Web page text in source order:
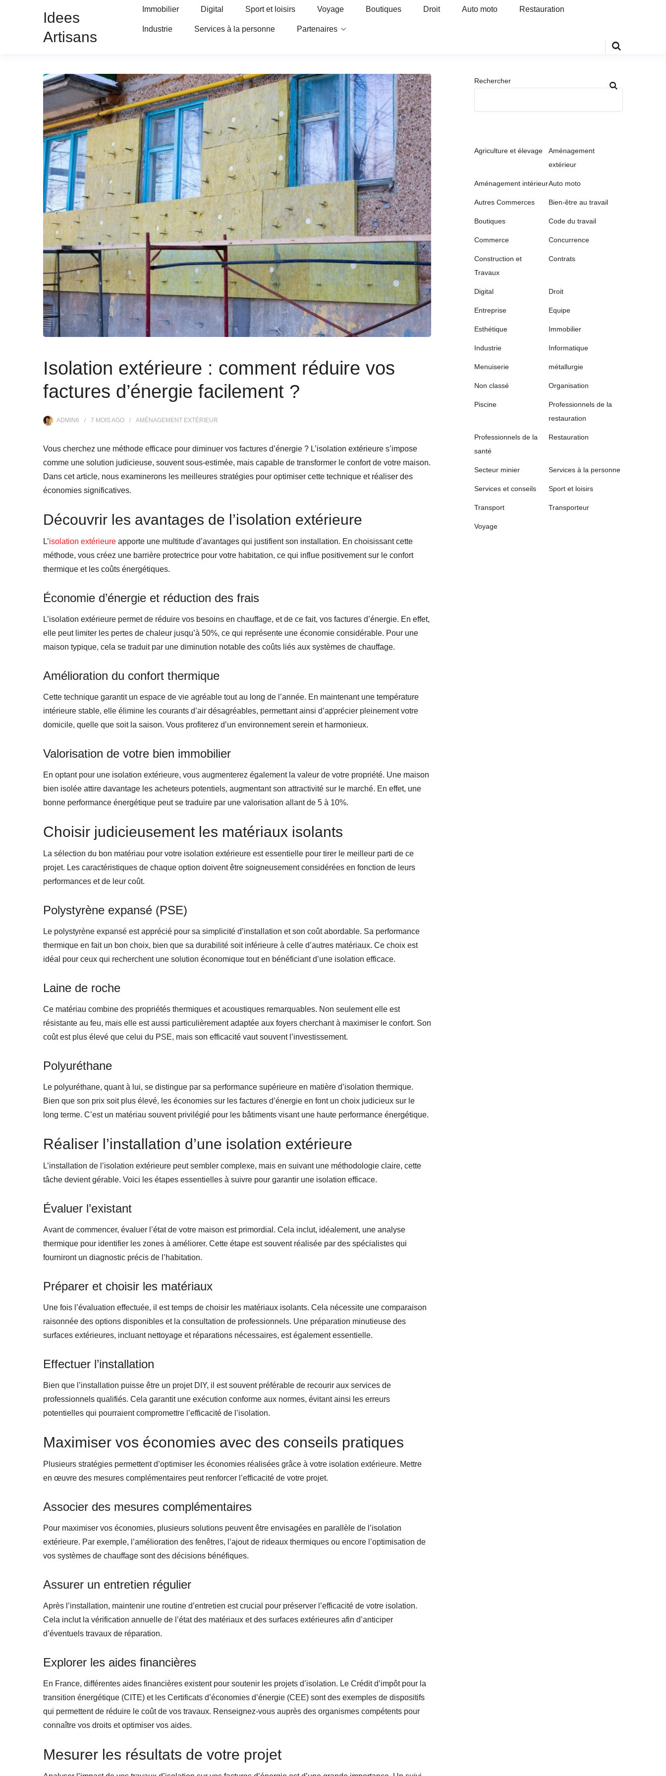
Idees
Artisans
Immobilier Digital Sport et loisirs Voyage Boutiques Droit Auto moto Restauration
Industrie Services à la personne Partenaires
Isolation extérieure : comment réduire vos
factures d’énergie facilement ?
ADMIN6 7 MOISAGO AMÉNAGEMENT EXTÉRIEUR
Vous cherchez une méthode efficace pour diminuer vos factures d’énergie ? L’isolation extérieure s’impose
comme une solution judicieuse, souvent sous-estimée, mais capable de transformer le confort de votre maison.
Dans cet article, nous examinerons les meilleures stratégies pour optimiser cette technique et réaliser des
économies significatives.
Découvrir les avantages de l’isolation extérieure
L’isolation extérieure apporte une multitude d’avantages qui justifient son installation. En choisissant cette
méthode, vous créez une barrière protectrice pour votre habitation, ce qui influe positivement sur le confort
thermique et les coûts énergétiques.
Économie d’énergie et réduction des frais
L’isolation extérieure permet de réduire vos besoins en chauffage, et de ce fait, vos factures d’énergie. En effet,
elle peut limiter les pertes de chaleur jusqu’à 50%, ce qui représente une économie considérable. Pour une
maison typique, cela se traduit par une diminution notable des coûts liés aux systèmes de chauffage.
Amélioration du confort thermique
Cette technique garantit un espace de vie agréable tout au long de l’année. En maintenant une température
intérieure stable, elle élimine les courants d’air désagréables, permettant ainsi d’apprécier pleinement votre
domicile, quelle que soit la saison. Vous profiterez d’un environnement serein et harmonieux.
Valorisation de votre bien immobilier
En optant pour une isolation extérieure, vous augmenterez également la valeur de votre propriété. Une maison
bien isolée attire davantage les acheteurs potentiels, augmentant son attractivité sur le marché. En effet, une
bonne performance énergétique peut se traduire par une valorisation allant de 5 à 10%.
Choisir judicieusement les matériaux isolants
La sélection du bon matériau pour votre isolation extérieure est essentielle pour tirer le meilleur parti de ce
projet. Les caractéristiques de chaque option doivent être soigneusement considérées en fonction de leurs
performances et de leur coût.
Polystyrène expansé (PSE)
Le polystyrène expansé est apprécié pour sa simplicité d’installation et son coût abordable. Sa performance
thermique en fait un bon choix, bien que sa durabilité soit inférieure à celle d’autres matériaux. Ce choix est
idéal pour ceux qui recherchent une solution économique tout en bénéficiant d’une isolation efficace.
Laine de roche
Ce matériau combine des propriétés thermiques et acoustiques remarquables. Non seulement elle est
résistante au feu, mais elle est aussi particulièrement adaptée aux foyers cherchant à maximiser le confort. Son
coût est plus élevé que celui du PSE, mais son efficacité vaut souvent l’investissement.
Polyuréthane
Le polyuréthane, quant à lui, se distingue par sa performance supérieure en matière d’isolation thermique.
Bien que son prix soit plus élevé, les économies sur les factures d’énergie en font un choix judicieux sur le
long terme. C’est un matériau souvent privilégié pour les bâtiments visant une haute performance énergétique.
Réaliser l’installation d’une isolation extérieure
L’installation de l’isolation extérieure peut sembler complexe, mais en suivant une méthodologie claire, cette
tâche devient gérable. Voici les étapes essentielles à suivre pour garantir une isolation efficace.
Évaluer l’existant
Avant de commencer, évaluer l’état de votre maison est primordial. Cela inclut, idéalement, une analyse
thermique pour identifier les zones à améliorer. Cette étape est souvent réalisée par des spécialistes qui
fourniront un diagnostic précis de l’habitation.
Préparer et choisir les matériaux
Une fois l’évaluation effectuée, il est temps de choisir les matériaux isolants. Cela nécessite une comparaison
raisonnée des options disponibles et la consultation de professionnels. Une préparation minutieuse des
surfaces extérieures, incluant nettoyage et réparations nécessaires, est également essentielle.
Effectuer l’installation
Bien que l’installation puisse être un projet DIY, il est souvent préférable de recourir aux services de
professionnels qualifiés. Cela garantit une exécution conforme aux normes, évitant ainsi les erreurs
potentielles qui pourraient compromettre l’efficacité de l’isolation.
Maximiser vos économies avec des conseils pratiques
Plusieurs stratégies permettent d’optimiser les économies réalisées grâce à votre isolation extérieure. Mettre
en œuvre des mesures complémentaires peut renforcer l’efficacité de votre projet.
Associer des mesures complémentaires
Pour maximiser vos économies, plusieurs solutions peuvent être envisagées en parallèle de l’isolation
extérieure. Par exemple, l’amélioration des fenêtres, l’ajout de rideaux thermiques ou encore l’optimisation de
vos systèmes de chauffage sont des décisions bénéfiques.
Assurer un entretien régulier
Après l’installation, maintenir une routine d’entretien est crucial pour préserver l’efficacité de votre isolation.
Cela inclut la vérification annuelle de l’état des matériaux et des surfaces extérieures afin d’anticiper
d’éventuels travaux de réparation.
Explorer les aides financières
En France, différentes aides financières existent pour soutenir les projets d’isolation. Le Crédit d’impôt pour la
transition énergétique (CITE) et les Certificats d’économies d’énergie (CEE) sont des exemples de dispositifs
qui permettent de réduire le coût de vos travaux. Renseignez-vous auprès des organismes compétents pour
connaître vos droits et optimiser vos aides.
Mesurer les résultats de votre projet
Rechercher
Agriculture et élevage
Aménagement
extérieur
Aménagement intérieurAuto moto
Autres Commerces Bien-être au travail
Boutiques Code du travail
Commerce Concurrence
Construction et
Travaux
Contrats
Digital Droit
Entreprise Equipe
Esthétique Immobilier
Industrie Informatique
Menuiserie métallurgie
Non classé Organisation
Piscine
Professionnels de la
restauration
Professionnels de la
santé
Restauration
Secteur minier Services à la personne
Services et conseils Sport et loisirs
Transport Transporteur
Voyage